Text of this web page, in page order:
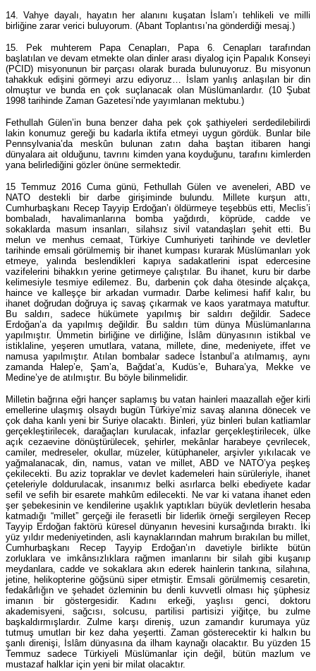
14. Vahye dayalı, hayatın her alanını kuşatan İslam’ı tehlikeli ve milli
birliğine zarar verici buluyorum. (Abant Toplantısı’na gönderdiği mesaj.)
15. Pek muhterem Papa Cenapları, Papa 6. Cenapları tarafından
başlatılan ve devam etmekte olan dinler arası diyalog için Papalık Konseyi
(PCID) misyonunun bir parçası olarak burada bulunuyoruz. Bu misyonun
tahakkuk edişini görmeyi arzu ediyoruz… İslam yanlış anlaşılan bir din
olmuştur ve bunda en çok suçlanacak olan Müslümanlardır. (10 Şubat
1998 tarihinde Zaman Gazetesi’nde yayımlanan mektubu.)
Fethullah Gülen’in buna benzer daha pek çok şathiyeleri serdedilebilirdi
lakin konumuz gereği bu kadarla iktifa etmeyi uygun gördük. Bunlar bile
Pennsylvania’da meskûn bulunan zatın daha baştan itibaren hangi
dünyalara ait olduğunu, tavrını kimden yana koyduğunu, tarafını kimlerden
yana belirlediğini gözler önüne sermektedir.
15 Temmuz 2016 Cuma günü, Fethullah Gülen ve aveneleri, ABD ve
NATO destekli bir darbe girişiminde bulundu. Millete kurşun attı,
Cumhurbaşkanı Recep Tayyip Erdoğan’ı öldürmeye teşebbüs etti, Meclis’i
bombaladı, havalimanlarına bomba yağdırdı, köprüde, cadde ve
sokaklarda masum insanları, silahsız sivil vatandaşları şehit etti. Bu
melun ve menhus cemaat, Türkiye Cumhuriyeti tarihinde ve devletler
tarihinde emsali görülmemiş bir ihanet kumpası kurarak Müslümanları yok
etmeye, yalında beslendikleri kapıya sadakatlerini ispat edercesine
vazifelerini bihakkın yerine getirmeye çalıştılar. Bu ihanet, kuru bir darbe
kelimesiyle tesmiye edilemez. Bu, darbenin çok daha ötesinde alçakça,
haince ve kalleşçe bir arkadan vurmadır. Darbe kelimesi hafif kalır, bu
ihanet doğrudan doğruya iç savaş çıkarmak ve kaos yaratmaya matuftur.
Bu saldırı, sadece hükümete yapılmış bir saldırı değildir. Sadece
Erdoğan’a da yapılmış değildir. Bu saldırı tüm dünya Müslümanlarına
yapılmıştır. Ümmetin birliğine ve dirliğine, İslâm dünyasının istikbal ve
istiklaline, yeşeren umutlara, vatana, millete, dine, medeniyete, iffet ve
namusa yapılmıştır. Atılan bombalar sadece İstanbul’a atılmamış, aynı
zamanda Halep’e, Şam’a, Bağdat’a, Kudüs’e, Buhara’ya, Mekke ve
Medine’ye de atılmıştır. Bu böyle bilinmelidir.
Milletin bağrına eğri hançer saplamış bu vatan hainleri maazallah eğer kirli
emellerine ulaşmış olsaydı bugün Türkiye’miz savaş alanına dönecek ve
çok daha kanlı yeni bir Suriye olacaktı. Binleri, yüz binleri bulan katliamlar
gerçekleştirilecek, darağaçları kurulacak, infazlar gerçekleştirilecek, ülke
açık cezaevine dönüştürülecek, şehirler, mekânlar harabeye çevrilecek,
camiler, medreseler, okullar, müzeler, kütüphaneler, arşivler yıkılacak ve
yağmalanacak, din, namus, vatan ve millet, ABD ve NATO’ya peşkeş
çekilecekti. Bu aziz topraklar ve devlet kademeleri hain sürüleriyle, ihanet
çeteleriyle doldurulacak, insanımız belki asırlarca belki ebediyete kadar
sefil ve sefih bir esarete mahkûm edilecekti. Ne var ki vatana ihanet eden
şer şebekesinin ve kendilerine uşaklık yaptıkları büyük devletlerin hesaba
katmadığı “millet” gerçeği ile ferasetli bir liderlik örneği sergileyen Recep
Tayyip Erdoğan faktörü küresel dünyanın hevesini kursağında bıraktı. İki
yüz yıldır medeniyetinden, asli kaynaklarından mahrum bırakılan bu millet,
Cumhurbaşkanı Recep Tayyip Erdoğan’ın davetiyle birlikte bütün
zorluklara ve imkânsızlıklara rağmen imanlarını bir silah gibi kuşanıp
meydanlara, cadde ve sokaklara akın ederek hainlerin tankına, silahına,
jetine, helikopterine göğsünü siper etmiştir. Emsali görülmemiş cesaretin,
fedakârlığın ve şehadet özleminin bu denli kuvvetli olması hiç şüphesiz
imanın bir göstergesidir. Kadını erkeği, yaşlısı genci, doktoru
akademisyeni, sağcısı, solcusu, partilisi partisizi yiğitçe, bu zulme
başkaldırmışlardır. Zulme karşı direniş, uzun zamandır kurumaya yüz
tutmuş umutları bir kez daha yeşertti. Zaman gösterecektir ki halkın bu
şanlı direnişi, İslâm dünyasına da ilham kaynağı olacaktır. Bu yüzden 15
Temmuz sadece Türkiyeli Müslümanlar için değil, bütün mazlum ve
mustazaf halklar için yeni bir milat olacaktır.